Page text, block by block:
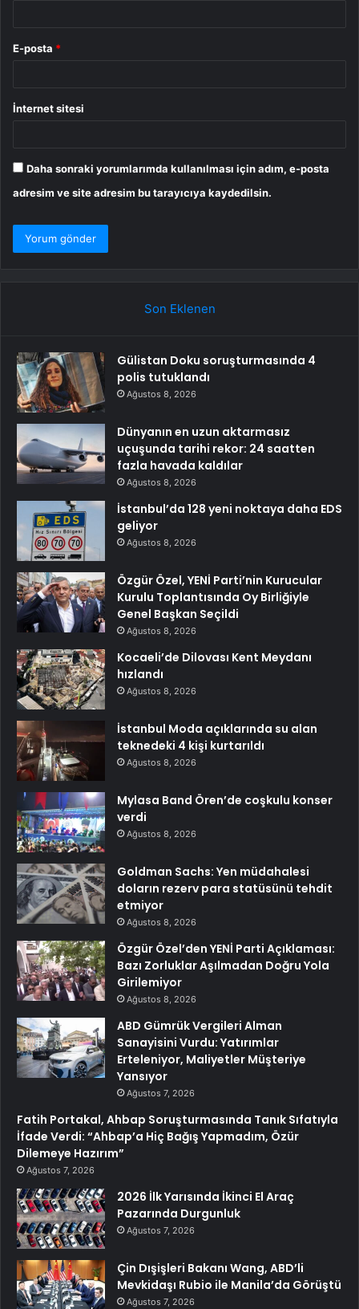
E-posta *
İnternet sitesi
Daha sonraki yorumlarımda kullanılması için adım, e-posta
adresim ve site adresim bu tarayıcıya kaydedilsin.
Son Eklenen
Gülistan Doku soruşturmasında 4
polis tutuklandı
Ağustos 8, 2026
Dünyanın en uzun aktarmasız
uçuşunda tarihi rekor: 24 saatten
fazla havada kaldılar
Ağustos 8, 2026
İstanbul’da 128 yeni noktaya daha EDS
geliyor
Ağustos 8, 2026
Özgür Özel, YENİ Parti’nin Kurucular
Kurulu Toplantısında Oy Birliğiyle
Genel Başkan Seçildi
Ağustos 8, 2026
Kocaeli’de Dilovası Kent Meydanı
hızlandı
Ağustos 8, 2026
İstanbul Moda açıklarında su alan
teknedeki 4 kişi kurtarıldı
Ağustos 8, 2026
Mylasa Band Ören’de coşkulu konser
verdi
Ağustos 8, 2026
Goldman Sachs: Yen müdahalesi
doların rezerv para statüsünü tehdit
etmiyor
Ağustos 8, 2026
Özgür Özel’den YENİ Parti Açıklaması:
Bazı Zorluklar Aşılmadan Doğru Yola
Girilemiyor
Ağustos 8, 2026
ABD Gümrük Vergileri Alman
Sanayisini Vurdu: Yatırımlar
Erteleniyor, Maliyetler Müşteriye
Yansıyor
Ağustos 7, 2026
Fatih Portakal, Ahbap Soruşturmasında Tanık Sıfatıyla
İfade Verdi: “Ahbap’a Hiç Bağış Yapmadım, Özür
Dilemeye Hazırım”
Ağustos 7, 2026
2026 İlk Yarısında İkinci El Araç
Pazarında Durgunluk
Ağustos 7, 2026
Çin Dışişleri Bakanı Wang, ABD’li
Mevkidaşı Rubio ile Manila’da Görüştü
Ağustos 7, 2026